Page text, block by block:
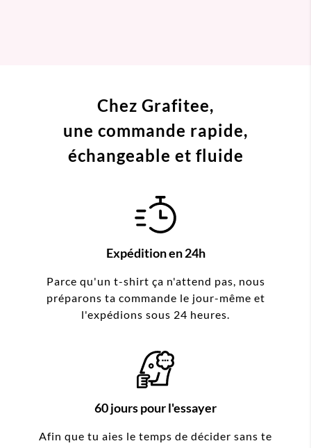
Chez Grafitee,
une commande rapide,
échangeable et fluide
Expédition en 24h
Parce qu'un t-shirt ça n'attend pas, nous
préparons ta commande le jour-même et
l'expédions sous 24 heures.
60 jours pour l'essayer
Afin que tu aies le temps de décider sans te